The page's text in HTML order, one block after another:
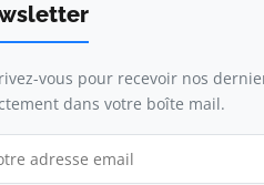
vous pour recevoir nos
dans votre boîte mail.